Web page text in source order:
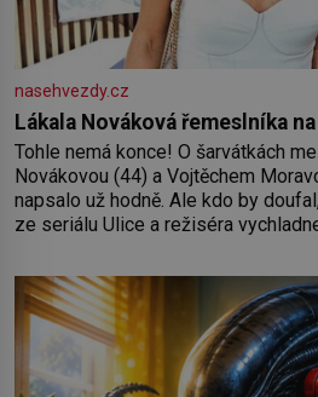
nasehvezdy.cz
Lákala Nováková řemeslníka
Tohle nemá konce! O šarvátkách
Novákovou (44) a Vojtěchem
napsalo už hodně. Ale kdo by
ze seriálu Ulice a režiséra